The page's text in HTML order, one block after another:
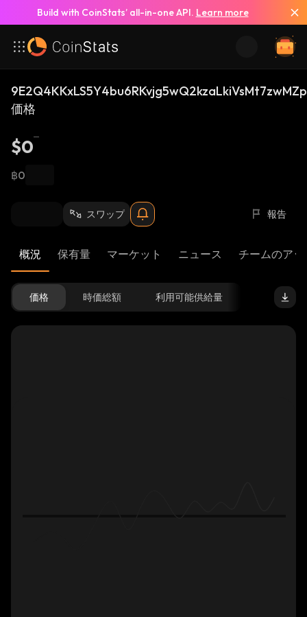
Build with CoinStats’ all-in-one API. Learn more
価格
$0
฿0
スワップ 報告
概況 保有量 マーケット ニュース チームのア
価格 時価総額 利用可能供給量